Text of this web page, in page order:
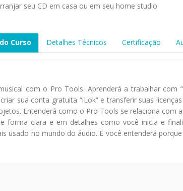
seu CD em casa ou em seu home studio
Curso Detalhes Técnicos Certificação
com o Pro Tools. Aprenderá a trabalhar com
sua conta gratuita “iLok” e transferir suas
Entenderá como o Pro Tools se relaciona com
forma clara e em detalhes como você inicia e
usado no mundo do áudio. E você entenderá